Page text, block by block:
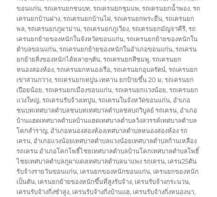
ขอนแก่น,รถเครนยกชนบท,รถเครนยกชุมแพ,รถเครนยกน้ำพอง,รถ
เครนยกบ้านฝาง,รถเครนยกบ้านไผ่,รถเครนยกพระยืน,รถเครนยก
พล,รถเครนยกภูผาม่าน,รถเครนยกภูเวียง,รถเครนยกมัญจาคีรี,รถ
เครนยกย้ายของหนักในจังหวัดขอนแก่น,รถเครนยกย้ายของหนักใน
ตำบลขอนแก่น,รถเครนยกย้ายของหนักในอำเภอขอนแก่น,รถเครน
ยกย้ายสิ่งของหนักได้หลายๆตัน,รถเครนยกสีชมพู,รถเครนยก
หนองสองห้อง,รถเครนยกหนองเรือ,รถเครนยกอุบลรัตน์,รถเครนยก
เขาสวนกวาง,รถเครนยกเทปูน เทคาน ยกป้ายขึ้น 20 ม,รถเครนยก
เปือยน้อย,รถเครนยกเมืองขอนแก่น,รถเครนยกแวงน้อย,รถเครนยก
แวงใหญ่,รถเครนรับจ้างเทปูน,รถเครนในจังหวัดขอนแก่น, อำเภอ
ชนบทเทศบาลตำบลชนบทเทศบาลตำบลชลบถวิบูลย์ รถเครน, อำเภอ
บ้านแฮดเทศบาลตำบลบ้านแฮดเทศบาลตำบลวังสวรรค์เทศบาลตำบล
โคกสำราญ, อำเภอหนองสองห้องเทศบาลตำบลหนองสองห้อง รถ
เครน, อำเภอแวงน้อยเทศบาลตำบลแวงน้อยเทศบาลตำบลก้านเหลือง
รถเครน อำเภอโคกโพธิ์ไชยเทศบาลตำบลบ้านโคกเทศบาลตำบลโพธิ์
ไชยเทศบาลตำบลภูผาแดงเทศบาลตำบลนาแพง รถเครน, เครน25ตัน
รับจ้างรายวันขอนแก่น, เครนยกของหนักขอนแก่น, เครนยกของหนัก
เป็นตัน, เครนยกย้ายของหนักขึ้นที่สูงรับจ้าง, เครนรับจ้างกระนวน,
เครนรับจ้างกิ่งซำสูง, เครนรับจ้างกิ่งบ้านแฮ, เครนรับจ้างกิ่งหนองนา,